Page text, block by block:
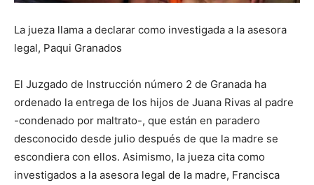
La jueza llama a declarar como investigada a la asesora
legal, Paqui Granados
El Juzgado de Instrucción número 2 de Granada ha
ordenado la entrega de los hijos de Juana Rivas al padre
-condenado por maltrato-, que están en paradero
desconocido desde julio después de que la madre se
escondiera con ellos. Asimismo, la jueza cita como
investigados a la asesora legal de la madre, Francisca